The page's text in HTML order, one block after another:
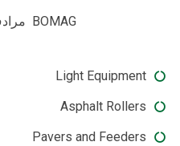
BOMAG مرادف للجودة العالية والأداء العالي.
Light Equipment
Asphalt Rollers
Pavers and Feeders